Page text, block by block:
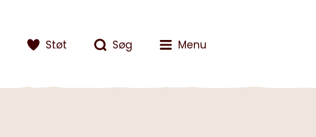
Støt Søg Menu